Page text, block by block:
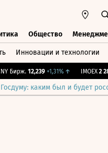
Общество
Инновации и технологии
Бирж. 12,239 +1,31%↑ IMOEX 2
каким был и будет